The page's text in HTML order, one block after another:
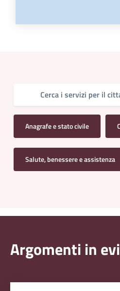
Anagrafe e stato civile
Salute, benessere e assistenza
Argomenti in